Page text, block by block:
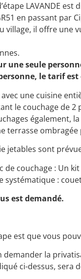
LAVANDE
en passant par
village, il offre une
une seule
le tarif
avec une cuisine
le couchage de 2
également,
terrasse
jetables sont
de couchage​ : Un
systématique :
est demandé.
est que vous
demander la
ci-dessus, sera